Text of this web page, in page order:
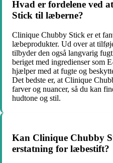
Hvad er fordelene ved
Stick til læberne?
Clinique Chubby Stick er et
læbeprodukter. Ud over at
tilbyder den også langvarig
beriget med ingredienser som
hjælper med at fugte og
Det bedste er, at Clinique
farver og nuancer, så du kan
hudtone og stil.
Kan Clinique Chubby
erstatning for læbestift?